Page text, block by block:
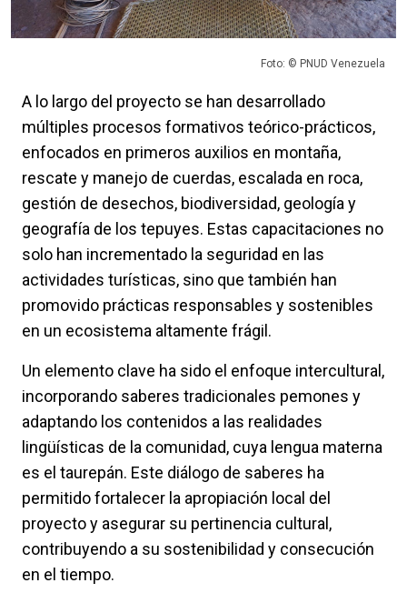
Foto: © PNUD Venezuela
A lo largo del proyecto se han desarrollado
múltiples procesos formativos teórico-prácticos,
enfocados en primeros auxilios en montaña,
rescate y manejo de cuerdas, escalada en roca,
gestión de desechos, biodiversidad, geología y
geografía de los tepuyes. Estas capacitaciones no
solo han incrementado la seguridad en las
actividades turísticas, sino que también han
promovido prácticas responsables y sostenibles
en un ecosistema altamente frágil.
Un elemento clave ha sido el enfoque intercultural,
incorporando saberes tradicionales pemones y
adaptando los contenidos a las realidades
lingüísticas de la comunidad, cuya lengua materna
es el taurepán. Este diálogo de saberes ha
permitido fortalecer la apropiación local del
proyecto y asegurar su pertinencia cultural,
contribuyendo a su sostenibilidad y consecución
en el tiempo.